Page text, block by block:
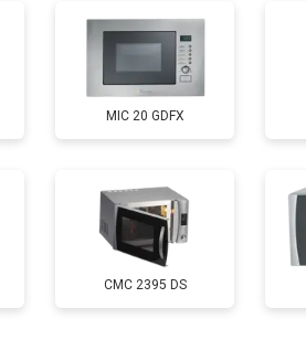
MIC 20 GDFX
CMC 2395 DS